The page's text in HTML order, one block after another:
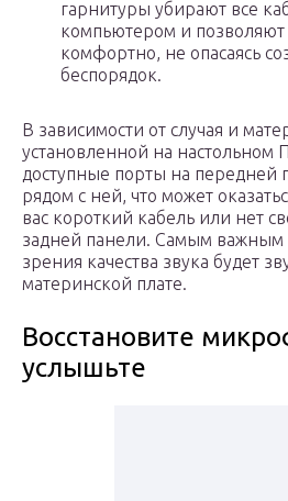
гарнитуры убирают все
компьютером и позволяют
комфортно, не опасаясь
беспорядок.
В зависимости от случая и
установленной на настольном
доступные порты на передней
рядом с ней, что может
вас короткий кабель или нет
задней панели. Самым важным
зрения качества звука будет
материнской плате.
Восстановите
услышьте